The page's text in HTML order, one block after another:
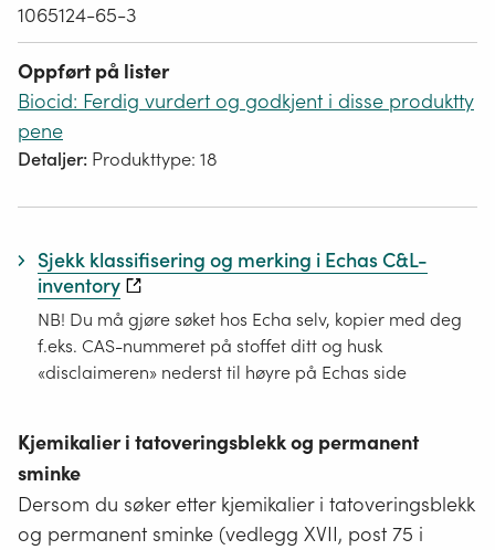
1065124-65-3
Oppført på lister
Biocid: Ferdig vurdert og godkjent i disse produktty
pene
Detaljer: Produkttype: 18
Sjekk klassifisering og merking i Echas C&L-
inventory
NB! Du må gjøre søket hos Echa selv, kopier med deg
f.eks. CAS-nummeret på stoffet ditt og husk
«disclaimeren» nederst til høyre på Echas side
Kjemikalier i tatoveringsblekk og permanent
sminke
Dersom du søker etter kjemikalier i tatoveringsblekk
og permanent sminke (vedlegg XVII, post 75 i